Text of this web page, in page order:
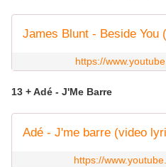
James Blunt - Beside You
https://
13 + Adé - J'Me Barre
Adé - J'me barre (video
https://